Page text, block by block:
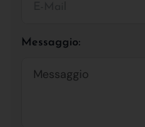
Messaggio: